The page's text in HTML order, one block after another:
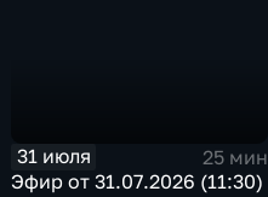
31 июля
25 мин
Эфир от 31.07.2026 (11:30)